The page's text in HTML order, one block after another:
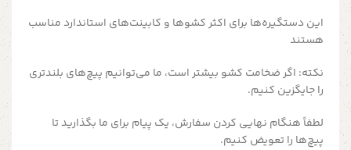
این دستگیره‌ها برای اکثر کشوها و کابینت‌های استاندارد مناسب
هستند
نکته: اگر ضخامت کشو بیشتر است، ما می‌توانیم پیچ‌های بلندتری
را جایگزین کنیم.
لطفاً هنگام نهایی کردن سفارش، یک پیام برای ما بگذارید تا
پیچ‌ها را تعویض کنیم.